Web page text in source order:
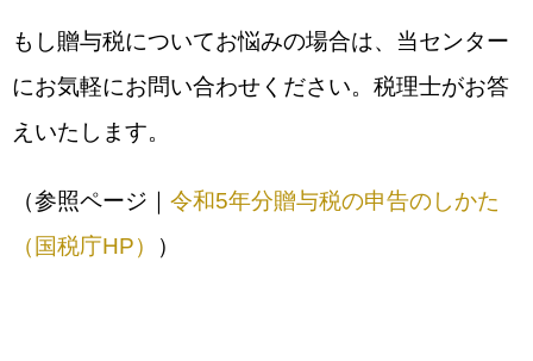
もし贈与税についてお悩みの場合は、当センター
にお気軽にお問い合わせください。税理士がお答
えいたします。
（参照ページ｜ 令和5年分贈与税の申告のしかた
（国税庁HP）
）